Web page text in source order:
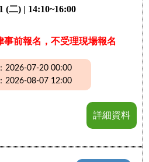
(二) | 14:10~16:00
事前報名，不受理現場報名
2026-07-20 00:00
2026-08-07 12:00
詳細資料